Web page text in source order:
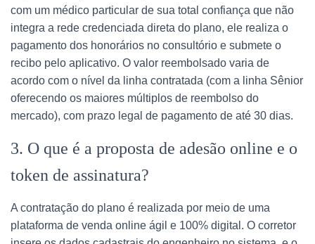
com um médico particular de sua total confiança que não
integra a rede credenciada direta do plano, ele realiza o
pagamento dos honorários no consultório e submete o
recibo pelo aplicativo. O valor reembolsado varia de
acordo com o nível da linha contratada (com a linha Sênior
oferecendo os maiores múltiplos de reembolso do
mercado), com prazo legal de pagamento de até 30 dias.
3. O que é a proposta de adesão online e o
token de assinatura?
A contratação do plano é realizada por meio de uma
plataforma de venda online ágil e 100% digital. O corretor